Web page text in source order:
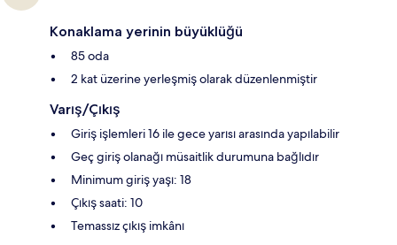
Konaklama yerinin büyüklüğü
85 oda
2 kat üzerine yerleşmiş olarak düzenlenmiştir
Varış/Çıkış
Giriş işlemleri 16 ile gece yarısı arasında yapılabilir
Geç giriş olanağı müsaitlik durumuna bağlıdır
Minimum giriş yaşı: 18
Çıkış saati: 10
Temassız çıkış imkânı